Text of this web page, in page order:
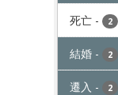
死亡 - 2
結婚 - 2
遷入 - 2